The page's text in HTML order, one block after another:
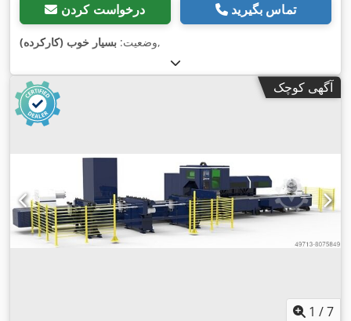
درخواست کردن تماس بگیرید
وضعیت: بسیار خوب (کارکرده) ,
آگهی کوچک
1 /7